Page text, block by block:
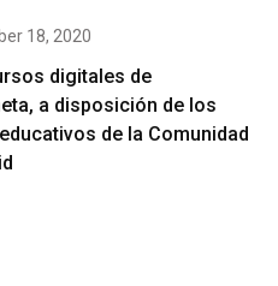
18, 2020
digitales de
a disposición de los
de la Comunidad